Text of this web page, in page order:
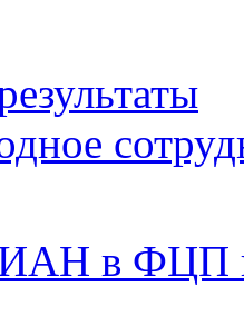
в ФЦП